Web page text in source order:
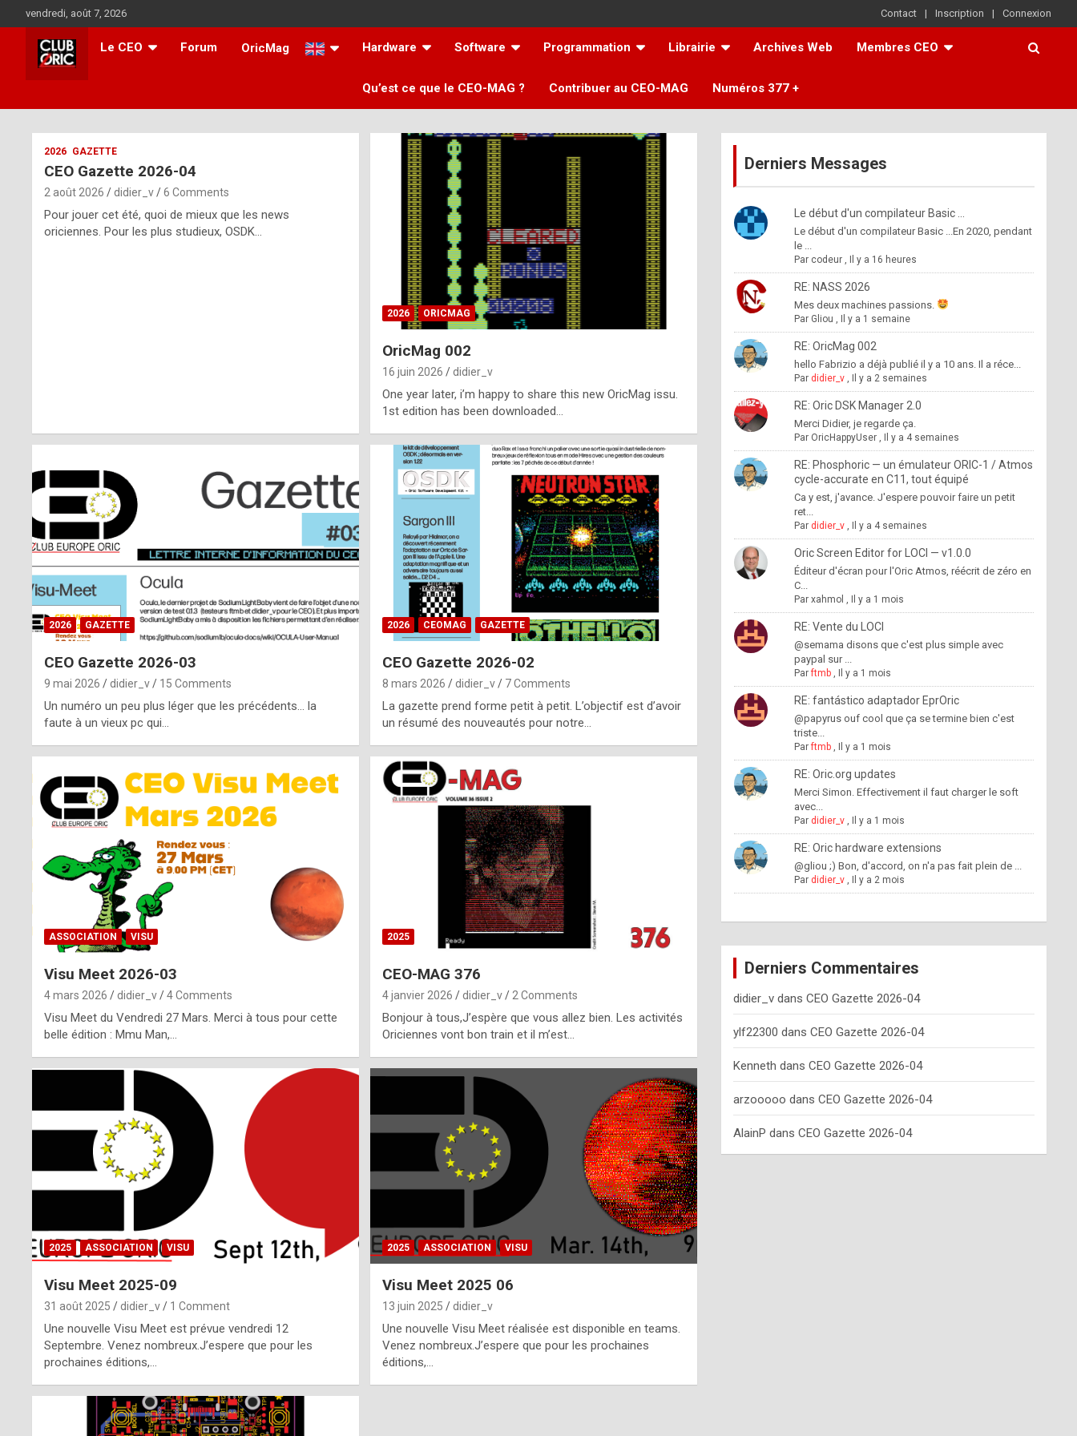
to
content
vendredi, août 7, 2026 Contact Inscription Connexion
Le CEO Forum OricMag Hardware Software Programmation Librairie Archives Web Membres CEO
Qu’est ce que le CEO-MAG ? Contribuer au CEO-MAG Numéros 377 +
ff
m
2026 GAZETTE
CEO Gazette 2026-04
2 août 2026 didier_v 6 Comments
Pour jouer cet été, quoi de mieux que les news
oriciennes. Pour les plus studieux, OSDK…
2026 ORICMAG
OricMag 002
16 juin 2026 didier_v
One year later, i’m happy to share this new OricMag issu.
1st edition has been downloaded…
2026 GAZETTE
CEO Gazette 2026-03
9 mai 2026 didier_v 15 Comments
Un numéro un peu plus léger que les précédents… la
faute à un vieux pc qui…
2026 CEOMAG GAZETTE
CEO Gazette 2026-02
8 mars 2026 didier_v 7 Comments
La gazette prend forme petit à petit. L’objectif est d’avoir
un résumé des nouveautés pour notre…
ASSOCIATION VISU
Visu Meet 2026-03
4 mars 2026 didier_v 4 Comments
Visu Meet du Vendredi 27 Mars. Merci à tous pour cette
belle édition : Mmu Man,…
2025
CEO-MAG 376
4 janvier 2026 didier_v 2 Comments
Bonjour à tous,J’espère que vous allez bien. Les activités
Oriciennes vont bon train et il m’est…
2025 ASSOCIATION VISU
Visu Meet 2025-09
31 août 2025 didier_v 1 Comment
Une nouvelle Visu Meet est prévue vendredi 12
Septembre. Venez nombreux.J’espere que pour les
prochaines éditions,…
2025 ASSOCIATION VISU
Visu Meet 2025 06
13 juin 2025 didier_v
Une nouvelle Visu Meet réalisée est disponible en teams.
Venez nombreux.J’espere que pour les prochaines
éditions,…
Derniers Messages
Le début d'un compilateur Basic ...
Le début d'un compilateur Basic ...En 2020, pendant
le ...
Par codeur, Il y a 16 heures
RE: NASS 2026
Mes deux machines passions.
Par Gliou , Il y a 1 semaine
RE: OricMag 002
hello Fabrizio a déjà publié il y a 10 ans. Il a réce...
Par didier_v, Il y a 2 semaines
RE: Oric DSK Manager 2.0
Merci Didier, je regarde ça.
Par OricHappyUser, Il y a 4 semaines
RE: Phosphoric — un émulateur ORIC-1 / Atmos
cycle-accurate en C11, tout équipé
Ca y est, j'avance. J'espere pouvoir faire un petit
ret...
Par didier_v, Il y a 4 semaines
Oric Screen Editor for LOCI — v1.0.0
Éditeur d'écran pour l'Oric Atmos, réécrit de zéro en
C...
Par xahmol , Il y a 1 mois
RE: Vente du LOCI
@semama disons que c'est plus simple avec
paypal sur ...
Parftmb, Il y a 1 mois
RE: fantástico adaptador EprOric
@papyrus ouf cool que ça se termine bien c'est
triste...
Parftmb, Il y a 1 mois
RE: Oric.org updates
Merci Simon. Effectivement il faut charger le soft
avec...
Par didier_v, Il y a 1 mois
RE: Oric hardware extensions
@gliou ;) Bon, d'accord, on n'a pas fait plein de ...
Par didier_v, Il y a 2 mois
Derniers Commentaires
didier_vdans CEO Gazette 2026-04
ylf22300 dans CEO Gazette 2026-04
Kenneth dans CEO Gazette 2026-04
arzooooo dans CEO Gazette 2026-04
AlainP dans CEO Gazette 2026-04